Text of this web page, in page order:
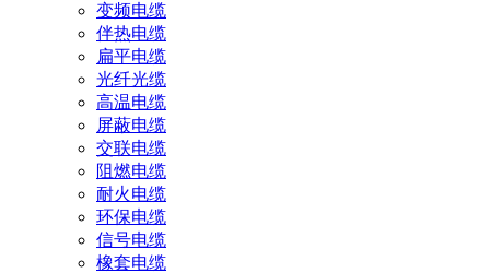
变频电缆
伴热电缆
扁平电缆
光纤光缆
高温电缆
屏蔽电缆
交联电缆
阻燃电缆
耐火电缆
环保电缆
信号电缆
橡套电缆